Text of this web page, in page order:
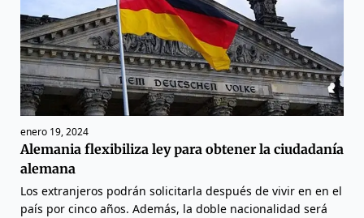
enero 19, 2024
Alemania flexibiliza ley para obtener la ciudadanía
alemana
Los extranjeros podrán solicitarla después de vivir en en el
país por cinco años. Además, la doble nacionalidad será